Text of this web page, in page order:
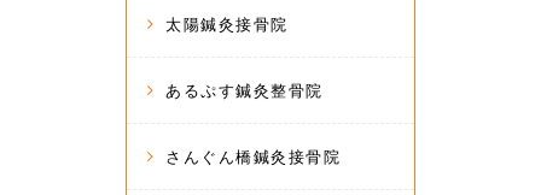
太陽鍼灸接骨院
あるぷす鍼灸整骨院
さんぐん橋鍼灸接骨院